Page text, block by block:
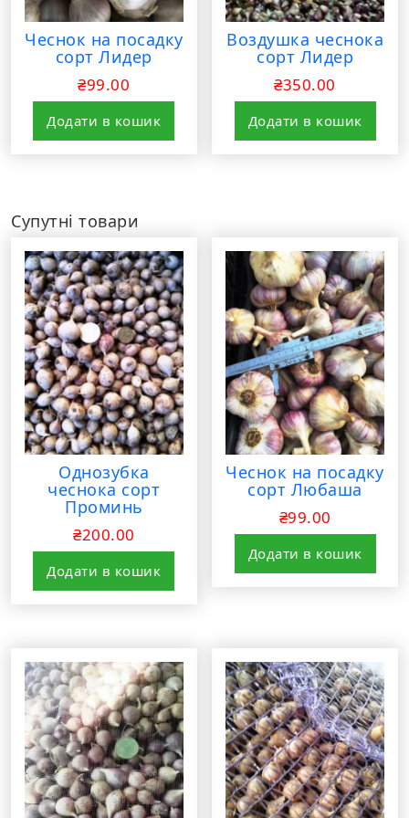
Чеснок на посадку
сорт Лидер
₴99.00
Додати в кошик
Воздушка чеснока
сорт Лидер
₴350.00
Додати в кошик
Супутні товари
Однозубка
чеснока сорт
Проминь
₴200.00
Додати в кошик
Чеснок на посадку
сорт Любаша
₴99.00
Додати в кошик